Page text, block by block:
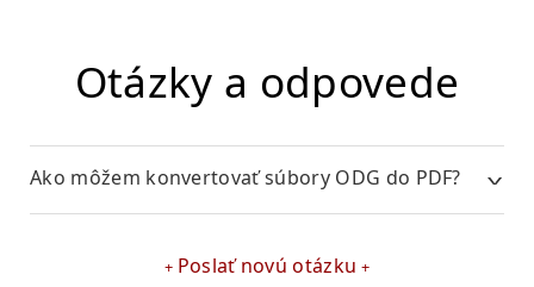
Otázky a odpovede
Ako môžem konvertovať súbory ODG do PDF?
Poslať novú otázku